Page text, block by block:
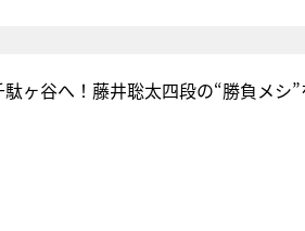
ヶ谷へ！藤井聡太四段の“勝負メシ